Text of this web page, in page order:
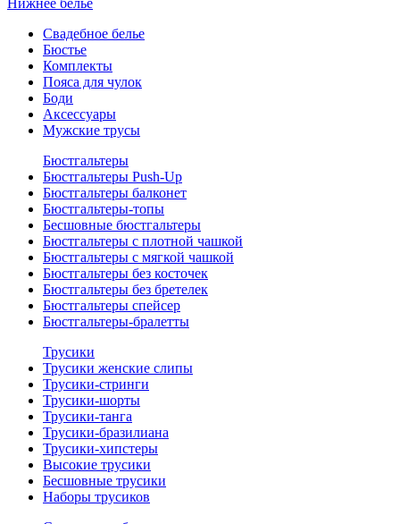
Нижнее белье
Свадебное белье
Бюстье
Комплекты
Пояса для чулок
Боди
Аксессуары
Мужские трусы
Бюстгальтеры
Бюстгальтеры Push-Up
Бюстгальтеры балконет
Бюстгальтеры-топы
Бесшовные бюстгальтеры
Бюстгальтеры с плотной чашкой
Бюстгальтеры с мягкой чашкой
Бюстгальтеры без косточек
Бюстгальтеры без бретелек
Бюстгальтеры спейсер
Бюстгальтеры-бралетты
Трусики
Трусики женские слипы
Трусики-стринги
Трусики-шорты
Трусики-танга
Трусики-бразилиана
Трусики-хипстеры
Высокие трусики
Бесшовные трусики
Наборы трусиков